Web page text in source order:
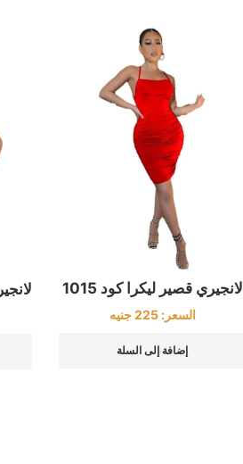
لانجيري قصير ليكرا كود 1015
السعر:225 جنيه
إضافة إلى السلة